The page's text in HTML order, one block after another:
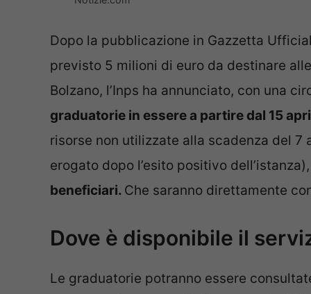
Dopo la pubblicazione in Gazzetta
previsto 5 milioni di euro da destinare
Bolzano, l’Inps ha annunciato, con una
graduatorie in essere a partire dal 15
risorse non utilizzate alla scadenza del
erogato dopo l’esito positivo
beneficiari. Che saranno direttamente
Dove è disponibile il
Le graduatorie potranno essere